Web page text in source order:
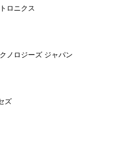
ロニクス
ノロジーズ ジャパン
ズ